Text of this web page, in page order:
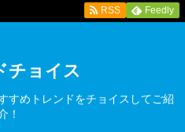
RSS Feedly
チョイス
すめトレンドをチョイスしてご紹
！